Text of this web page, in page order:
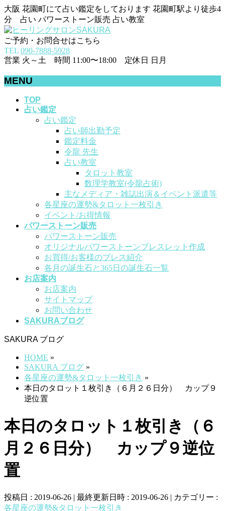
大阪 花園町にて占い鑑定をしております 花園町駅より徒歩4
分 占い パワーストーン販売 占い教室
ご予約・お問合せはこちら
TEL 090-7888-5928
営業 火～土 時間 11:00〜18:00 定休日 日月
MENU
TOP
占い鑑定
占い鑑定
占い師出勤予定
鑑定料金
令龍 先生
占い教室
タロット教室
数理学教室(令龍占術)
主なメディア・雑誌出演＆イベント派遣等
各星座の運勢&タロット一枚引き
イベント/お得情報
パワーストーン販売
パワーストーン販売
オリジナルパワーストーンブレスレット作成
お買得/お客様のブレス紹介
各月の誕生石と365日の誕生石一覧
お店案内
お店案内
サイトマップ
お問い合わせ
SAKURAブログ
SAKURA ブログ
HOME »
SAKURA ブログ »
各星座の運勢&タロット一枚引き »
本日のタロット１枚引き（６月２６日分） カップ９
逆位置
本日のタロット１枚引き（６
月２６日分） カップ９逆位
置
投稿日 : 2019-06-26 最終更新日時 : 2019-06-26
カテゴリー :
各星座の運勢&タロット一枚引き